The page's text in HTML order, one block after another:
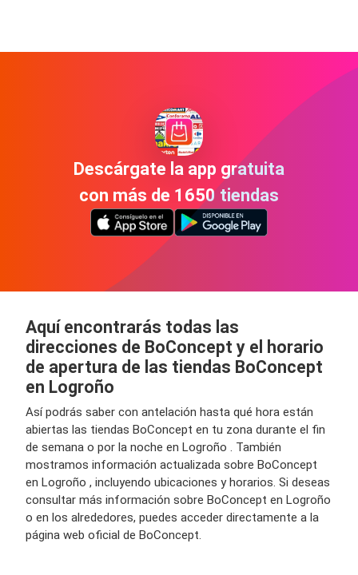
Descárgate la app gratuita
con más de 1650 tiendas
Aquí encontrarás todas las
direcciones de BoConcept y el horario
de apertura de las tiendas BoConcept
en Logroño
Así podrás saber con antelación hasta qué hora están
abiertas las tiendas BoConcept en tu zona durante el fin
de semana o por la noche en Logroño . También
mostramos información actualizada sobre BoConcept
en Logroño , incluyendo ubicaciones y horarios. Si deseas
consultar más información sobre BoConcept en Logroño
o en los alrededores, puedes acceder directamente a la
página web oficial de BoConcept.